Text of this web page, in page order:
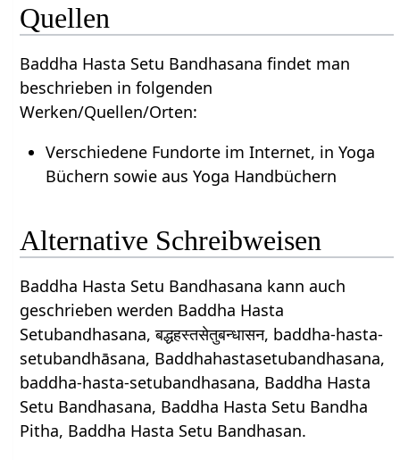
Quellen
Baddha Hasta Setu Bandhasana findet man
beschrieben in folgenden
Werken/Quellen/Orten:
Verschiedene Fundorte im Internet, in Yoga
Büchern sowie aus Yoga Handbüchern
Alternative Schreibweisen
Baddha Hasta Setu Bandhasana kann auch
geschrieben werden Baddha Hasta
Setubandhasana, बद्धहस्तसेतुबन्धासन, baddha-hasta-
setubandhāsana, Baddhahastasetubandhasana,
baddha-hasta-setubandhasana, Baddha Hasta
Setu Bandhasana, Baddha Hasta Setu Bandha
Pitha, Baddha Hasta Setu Bandhasan.